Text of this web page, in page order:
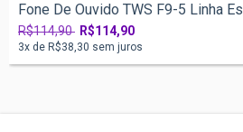
Fone De Ouvido TWS F9-5 Linha
R$114,90 R$114,90
3x de R$38,30 sem juros